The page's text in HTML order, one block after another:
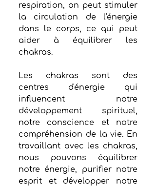
respiration, on peut stimuler
la circulation de l'énergie
dans le corps, ce qui peut
aider à équilibrer les
chakras.
Les chakras sont des
centres d'énergie qui
influencent notre
développement spirituel,
notre conscience et notre
compréhension de la vie. En
travaillant avec les chakras,
nous pouvons équilibrer
notre énergie, purifier notre
esprit et développer notre